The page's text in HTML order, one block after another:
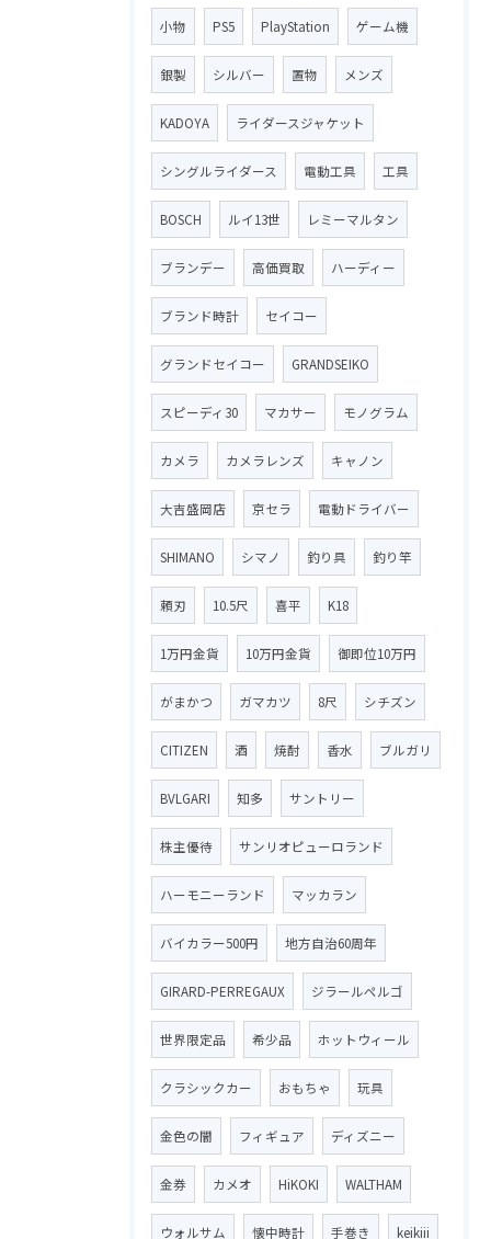
小物 PS5 PlayStation ゲーム機
銀製 シルバー 置物 メンズ
KADOYA ライダースジャケット
シングルライダース 電動工具 工具
BOSCH ルイ13世 レミーマルタン
ブランデー 高価買取 ハーディー
ブランド時計 セイコー
グランドセイコー GRANDSEIKO
スピーディ30 マカサー モノグラム
カメラ カメラレンズ キャノン
大吉盛岡店 京セラ 電動ドライバー
SHIMANO シマノ 釣り具 釣り竿
頼刃 10.5尺 喜平 K18
1万円金貨 10万円金貨 御即位10万円
がまかつ ガマカツ 8尺 シチズン
CITIZEN 酒 焼酎 香水 ブルガリ
BVLGARI 知多 サントリー
株主優待 サンリオピューロランド
ハーモニーランド マッカラン
バイカラー500円 地方自治60周年
GIRARD-PERREGAUX ジラールペルゴ
世界限定品 希少品 ホットウィール
クラシックカー おもちゃ 玩具
金色の闇 フィギュア ディズニー
金券 カメオ HiKOKI WALTHAM
ウォルサム 懐中時計 手巻き keikiii